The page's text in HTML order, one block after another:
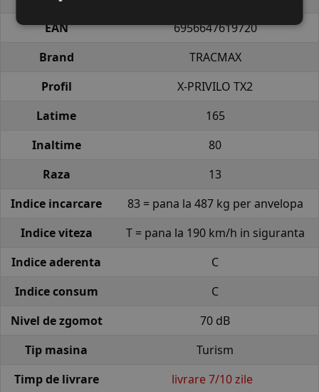
EAN
6956647619720
Brand
TRACMAX
Profil
X-PRIVILO TX2
Latime
165
Inaltime
80
Raza
13
Indice incarcare
83 = pana la 487 kg per anvelopa
Indice viteza
T = pana la 190 km/h in siguranta
Indice aderenta
C
Indice consum
C
Nivel de zgomot
70 dB
Tip masina
Turism
Timp de livrare
livrare 7/10 zile